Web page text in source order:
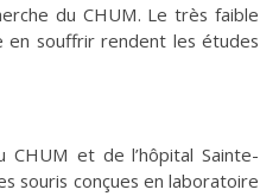
du CHUM. Le très faible
en souffrir rendent les études
CHUM et de l’hôpital Sainte-
souris conçues en laboratoire